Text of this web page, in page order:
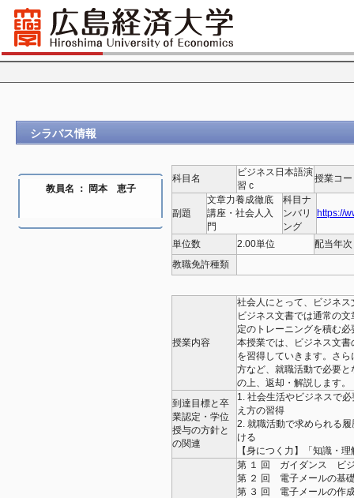
シラバス情報
教員名 ： 岡本 恵子
科目名
ビジネス日本語演
習 c
授業コ
副題
文章力養成徹底
講座・社会人入
門
科目ナ
ンバリ
ング
https://
単位数 2.00単位
配当年次
教職免許種類
授業内容
社会人にとって、ビジネ
ビジネス文書では通常の
定のトレーニングを積む
本授業では、ビジネス文
を習得していきます。さ
方など、就職活動で必要
の上、返却・解説します
到達目標と卒
業認定・学位
授与の方針と
の関連
1. 社会生活やビジネスで
え方の習得
2. 就職活動で求められる
ける
【身につく力】「知識・
第 １ 回 ガイダンス ビジ
第 ２ 回 電子メールの基
第 ３ 回 電子メールの作